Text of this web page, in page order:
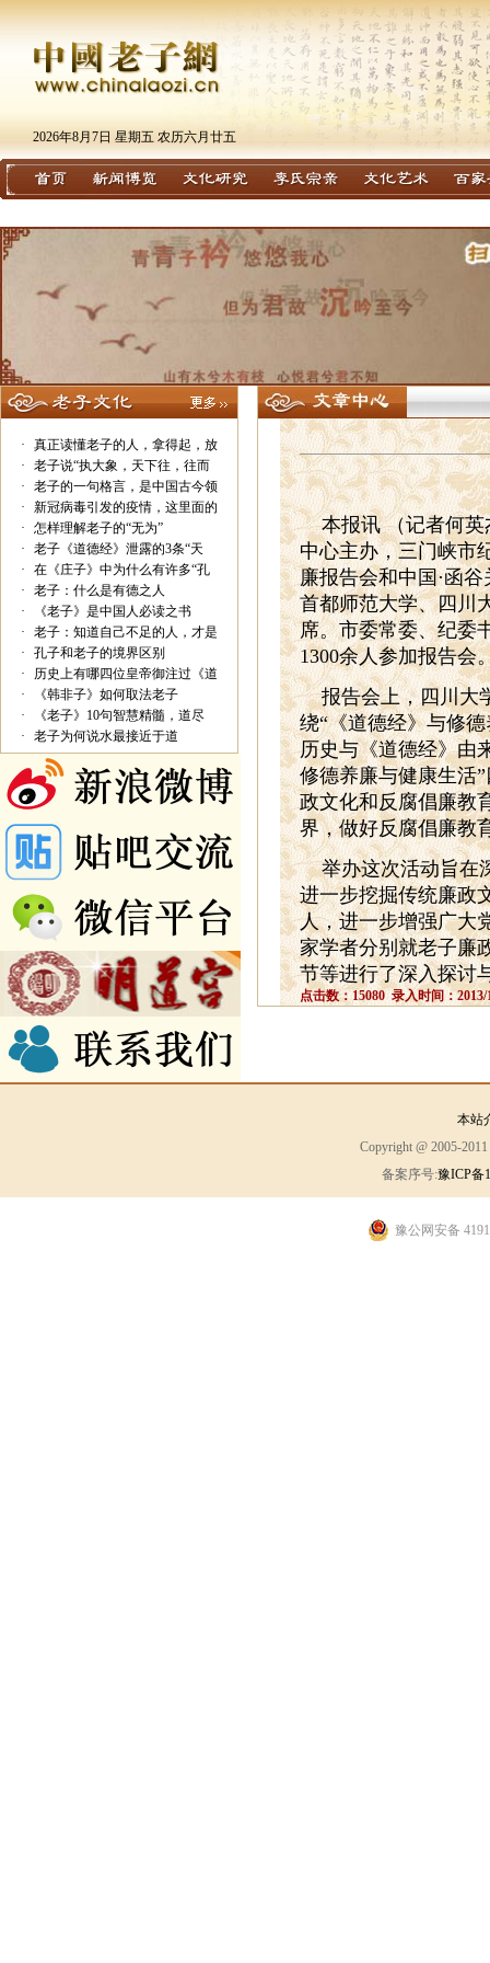
2026年8月7日 星期五 农历六月廿五
·
真正读懂老子的人，拿得起，放
·
老子说“执大象，天下往，往而
·
老子的一句格言，是中国古今领
·
新冠病毒引发的疫情，这里面的
·
怎样理解老子的“无为”
·
老子《道德经》泄露的3条“天
·
在《庄子》中为什么有许多“孔
·
老子：什么是有德之人
·
《老子》是中国人必读之书
·
老子：知道自己不足的人，才是
·
孔子和老子的境界区别
·
历史上有哪四位皇帝御注过《道
·
《韩非子》如何取法老子
·
《老子》10句智慧精髓，道尽
·
老子为何说水最接近于道
本报讯 （记者何英
中心主办，三门峡市
廉报告会和中国·函
首都师范大学、四川
席。市委常委、纪委
1300余人参加报告会
报告会上，四川大
绕“《道德经》与修
历史与《道德经》由
修德养廉与健康生活
政文化和反腐倡廉教
界，做好反腐倡廉教
举办这次活动旨在深
进一步挖掘传统廉政
人，进一步增强广大
家学者分别就老子廉
节等进行了深入探讨
点击数：15080 录入时间：2013/
本站
Copyright @ 2005-
备案序号:豫ICP备
豫公网安备